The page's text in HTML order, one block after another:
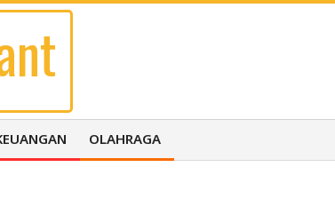
OLAHRAGA